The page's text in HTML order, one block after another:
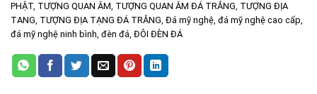
PHẬT, TƯỢNG QUAN ÂM, TƯỢNG QUAN ÂM ĐÁ TRẮNG, TƯỢNG ĐỊA
TANG, TƯỢNG ĐỊA TẠNG ĐÁ TRẮNG, Đá mỹ nghệ, đá mỹ nghệ cao cấp,
đá mỹ nghệ ninh bình, đèn đá, ĐÔI ĐÈN ĐÁ